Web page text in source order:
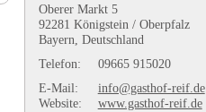
Oberer Markt 5
92281 Königstein / Oberpfalz
Bayern, Deutschland
Telefon:
09665 915020
E-Mail:
info@gasthof-reif.de
Website:
www.gasthof-reif.de